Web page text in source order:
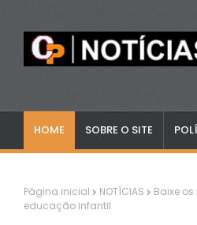
HOME SOBRE O SITE
Página inicial NOTÍCIAS
Baixe
educação infantil